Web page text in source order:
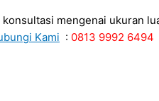
mengenai ukuran
Kami : 0813 9992 6494